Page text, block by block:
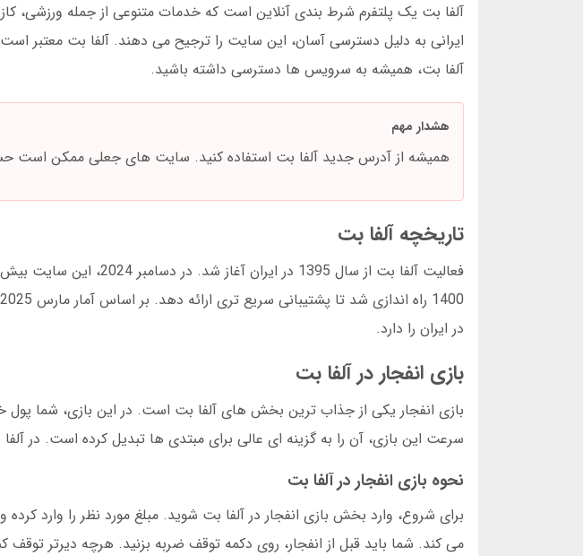
آلفا بت یک پلتفرم شرط بندی آنلاین است که خدمات متنوعی از جمله ورزشی،
ایرانی به دلیل دسترسی آسان، این سایت را ترجیح می دهند. آلفا بت معتبر است
آلفا بت، همیشه به سرویس ها دسترسی داشته باشید.
هشدار مهم
همیشه از آدرس جدید آلفا بت استفاده کنید. سایت های جعلی ممکن است
تاریخچه آلفا بت
در ایران را دارد.
بازی انفجار در آلفا بت
بازی انفجار یکی از جذاب ترین بخش های آلفا بت است. در این بازی، شما پول
سرعت این بازی، آن را به گزینه ای عالی برای مبتدی ها تبدیل کرده است. در آلفا بت، شما می
نحوه بازی انفجار در آلفا بت
برای شروع، وارد بخش بازی انفجار در آلفا بت شوید. مبلغ مورد نظر را وارد
می کند. شما باید قبل از انفجار، روی دکمه توقف ضربه بزنید. هرچه دیرتر توقف